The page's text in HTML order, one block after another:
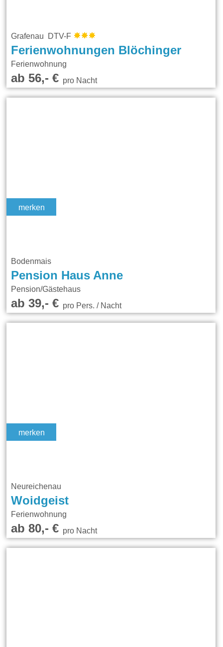
Grafenau DTV-F
Ferienwohnungen Blöchinger
Ferienwohnung
ab 56,- €pro Nacht
merken
Bodenmais
Pension Haus Anne
Pension/Gästehaus
ab 39,- €pro Pers. / Nacht
merken
Neureichenau
Woidgeist
Ferienwohnung
ab 80,- €pro Nacht